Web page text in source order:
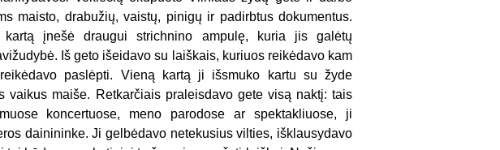
maisto, drabužių, vaistų, pinigų ir padirbtus dokumentus.
įnešė draugui strichnino ampulę, kuria jis galėtų
Iš geto išeidavo su laiškais, kuriuos reikėdavo kam
paslėpti. Vieną kartą ji išsmuko kartu su žyde
vaikus maiše. Retkarčiais praleisdavo gete visą naktį: tais
koncertuose, meno parodose ar spektakliuose, ji
dainininke. Ji gelbėdavo netekusius vilties, išklausydavo